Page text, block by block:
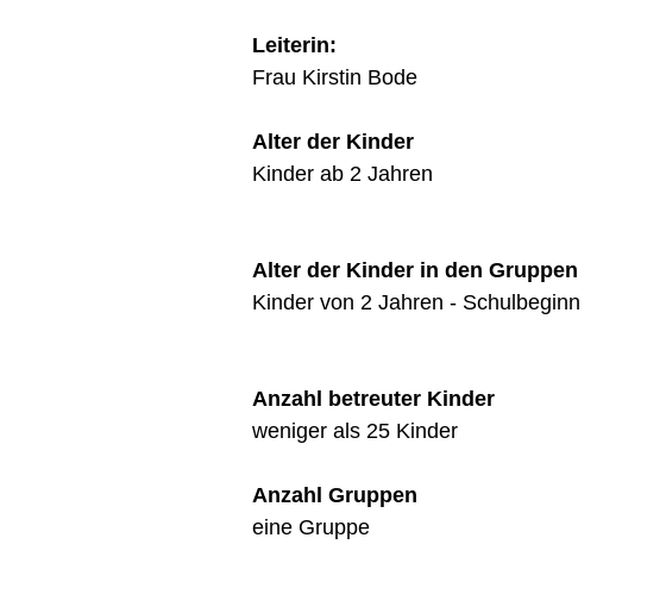
Leiterin:
Frau Kirstin Bode
Alter der Kinder
Kinder ab 2 Jahren
Alter der Kinder in den Gruppen
Kinder von 2 Jahren - Schulbeginn
Anzahl betreuter Kinder
weniger als 25 Kinder
Anzahl Gruppen
eine Gruppe